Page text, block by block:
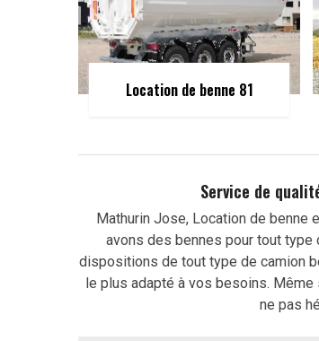
Location de benne 81
Service de
Mathurin Jose, Location de benne
avons des bennes pour tout
dispositions de tout type de camion
le plus adapté à vos besoins.
ne pas